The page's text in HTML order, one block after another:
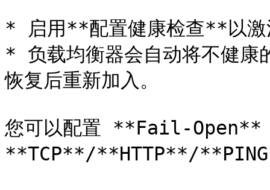
* 启用**配置健康检查**以激
* 负载均衡器会自动将不健康
恢复后重新加入。
您可以配置 **Fail-Open**
**TCP**/**HTTP**/